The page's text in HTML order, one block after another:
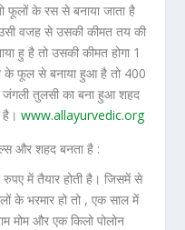
के रस से बनाया जाता है
वजह से उसकी कीमत तय की
हु है तो उसकी कीमत होगा 1
के फूल से बनाया हुआ है तो 400
तुलसी का बना हुआ शहद
है।www.allayurvedic.org
और शहद बनता है :
में तैयार होती है। जिसमें से
के भरमार हो तो , एक साल में
मोम और एक किलो पोलोन